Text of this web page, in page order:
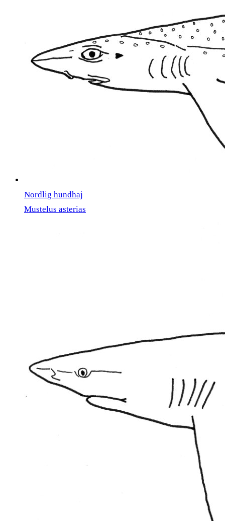
Nordlig hundhaj
Mustelus asterias